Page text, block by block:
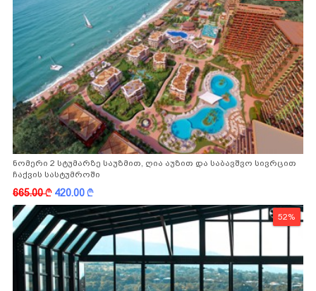
ნომერი 2 სტუმარზე საუზმით, ღია აუზით და საბავშვო სივრცით
ჩაქვის სასტუმროში
665.00k 420.00k
52%